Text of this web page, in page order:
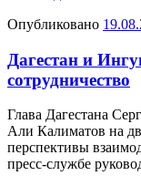
Опубликовано
Дагестан и
сотрудничество
Глава Дагестана
Али Калиматов на
перспективы
пресс-службе